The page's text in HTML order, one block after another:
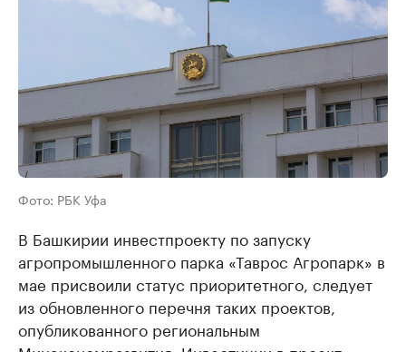
Фото: РБК Уфа
В Башкирии инвестпроекту по запуску
агропромышленного парка «Таврос Агропарк» в
мае присвоили статус приоритетного, следует
из обновленного перечня таких проектов,
опубликованного региональным